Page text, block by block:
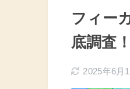
フィー
底調査！
2025年6月